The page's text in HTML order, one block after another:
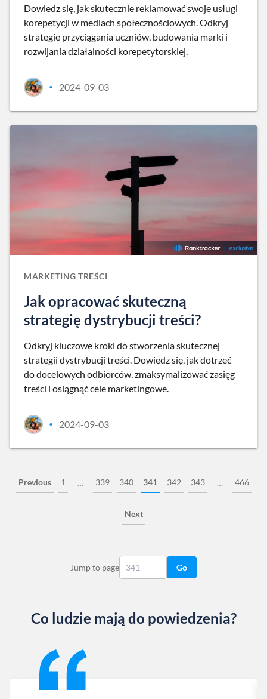
Dowiedz się, jak skutecznie reklamować swoje usługi
korepetycji w mediach społecznościowych. Odkryj
strategie przyciągania uczniów, budowania marki i
rozwijania działalności korepetytorskiej.
• 2024-09-03
MARKETING TREŚCI
Jak opracować skuteczną
strategię dystrybucji treści?
Odkryj kluczowe kroki do stworzenia skutecznej
strategii dystrybucji treści. Dowiedz się, jak dotrzeć
do docelowych odbiorców, zmaksymalizować zasięg
treści i osiągnąć cele marketingowe.
• 2024-09-03
Previous 1 … 339 340 341 342 343 … 466
Next
Jump to page Go
Co ludzie mają do powiedzenia?